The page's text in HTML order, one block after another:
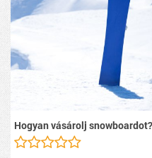
Hogyan vásárolj snowboardot?